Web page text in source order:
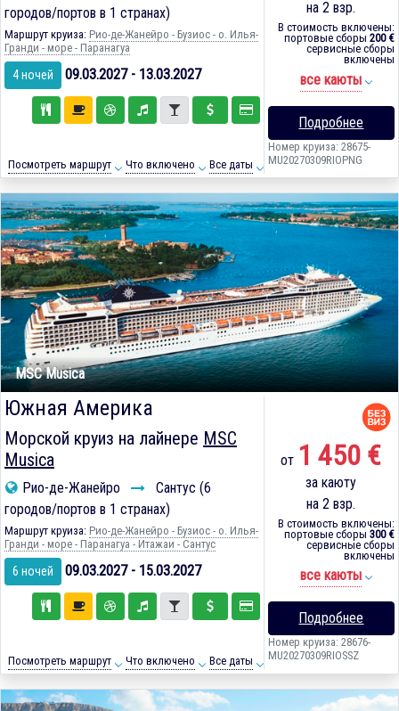
городов/портов в 1 странах)
Маршрут круиза: Рио-де-Жанейро - Бузиос - о. Илья-
Гранди - море - Паранагуа
4 ночей 09.03.2027 - 13.03.2027
Посмотреть маршрут Что включено Все даты
на 2 взр.
В стоимость включены:
портовые сборы 200 €
сервисные сборы
включены
все каюты
Подробнее
Номер круиза: 28675-
MU20270309RIOPNG
MSC Musica
Южная Америка
Морской круиз на лайнере MSC
Musica
Рио-де-Жанейро
Сантус (6
городов/портов в 1 странах)
Маршрут круиза: Рио-де-Жанейро - Бузиос - о. Илья-
Гранди - море - Паранагуа - Итажаи - Сантус
6 ночей 09.03.2027 - 15.03.2027
Посмотреть маршрут Что включено Все даты
от 1 450 €
за каюту
на 2 взр.
В стоимость включены:
портовые сборы 300 €
сервисные сборы
включены
все каюты
Подробнее
Номер круиза: 28676-
MU20270309RIOSSZ